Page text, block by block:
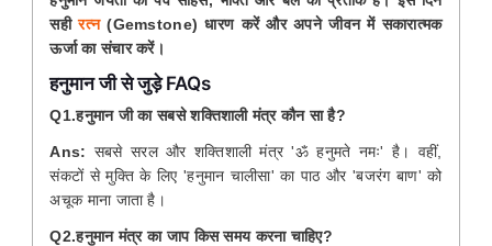
सहीरत्न(Gemstone) धारण करें और अपने जीवन में सकारात्मक
ऊर्जा का संचार करें।
हनुमान जी से जुड़े FAQs
Q1.हनुमान जी का सबसे शक्तिशाली मंत्र कौन सा है?
Ans: सबसे सरल और शक्तिशाली मंत्र 'ॐ हनुमते नमः' है। वहीं,
संकटों से मुक्ति के लिए 'हनुमान चालीसा' का पाठ और 'बजरंग बाण' को
अचूक माना जाता है।
Q2.हनुमान मंत्र का जाप किस समय करना चाहिए?